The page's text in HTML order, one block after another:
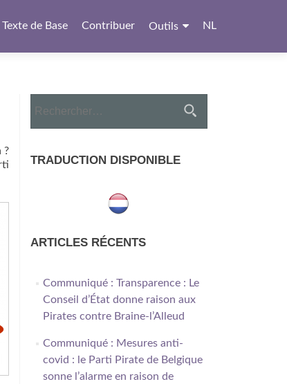
Texte de Base Contribuer Outils NL
?
TRADUCTION DISPONIBLE
ARTICLES RÉCENTS
Communiqué : Transparence : Le
Conseil d’État donne raison aux
Pirates contre Braine-l’Alleud
Communiqué : Mesures anti-
covid : le Parti Pirate de Belgique
sonne l’alarme en raison de